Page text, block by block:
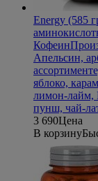
Energy (585
Кофеин
Апельсин,
яблоко,
лимон-лайм,
пунш, чай-
3 690Цена
В корзину